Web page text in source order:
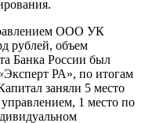
ООО УК
рублей, объем
Банка России был
РА», по итогам
заняли 5 место
1 место по